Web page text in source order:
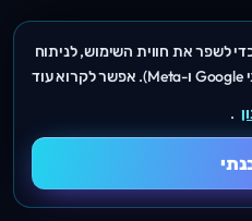
לשפר את חווית השימוש, לניתוח
תנועה ולשיווק (כולל שירותי Google ו-Meta). אפשר לקרוא עוד
.